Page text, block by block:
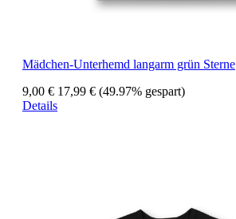
Mädchen-Unterhemd langarm grün Sterne
9,00 € 17,99 € (49.97% gespart)
Details